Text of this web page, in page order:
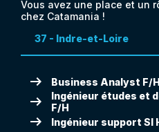
Vous avez une place et un
chez Catamania !
37 - Indre-et-Loire
arrow_right_alt Business Analyst F/H
arrow_right_alt
Ingénieur études et
F/H
arrow_right_alt Ingénieur support SI